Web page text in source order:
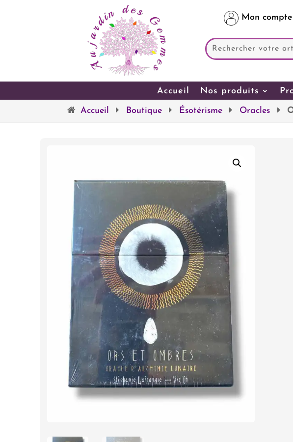
Mon compte
Accueil Nos produits
Accueil Boutique Ésotérisme Oracles